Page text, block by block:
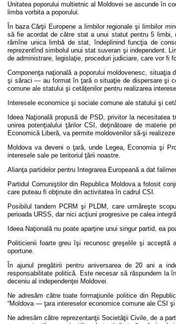
Unitatea poporului multietnic al Moldovei se ascunde în
limba vorbita a poporului.
În baza Cărţii Europene a limbilor regionale şi limbilor
să fie acordat de către stat a unui statut pentru 5 limbi,
rămîne unica limbă de stat, îndeplinind funcţia de
reprezentînd simbolul unui stat suveran şi independent.
de administrare, legislaţie, proceduri judiciare, care vor fi
Componenţa naţională a poporului moldovenesc,
şi săraci — au format în ţară o situaţie de dispersare şi
comune ale statului şi cetăţenilor pentru realizarea
Interesele economice şi sociale comune ale statului şi
Ideea Naţională propusă de PSD, privitor la
unirea potenţialului ţărilor CSI, deţinătoare de materie
Economică Liberă, va permite moldovenilor să-şi
Moldova va deveni o ţară, unde Legea, Economia şi
interesele sale pe teritoriul ţării noastre.
Alianţa partidelor pentru Integrarea Europeană a dat
Partidul Comuniştilor din Republica Moldova a folosit
care puteau fi obţinute din activitatea în cadrul CSI.
Posibilul tandem PCRM şi PLDM, care urmăreşte
perioada URSS, dar nici acţiuni progresive pe calea
Ideea Naţională nu poate aparţine unui singur partid, ea
Politicienii foarte greu îşi recunosc greşelile şi acceptă
oportune.
În ajunul pregătirii pentru aniversarea de 20 ani a
responsabilitate politică. Este necesar să răspundem
deceniu al independenţei Moldovei.
Ne adresăm către toate formaţiunile politice din
“Moldova — ţara intereselor economice comune ale CSI
Ne adresăm către reprezentanţii Societăţii Civile, de a